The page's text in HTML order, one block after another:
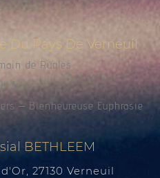
Du Pays De Verneuil
de Rugles
Avre
– Bienheureuse Euphrasie
BETHLEEM
27130 Verneuil